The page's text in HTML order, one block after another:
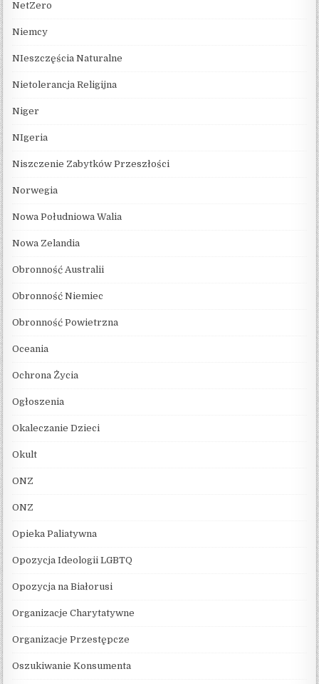
NetZero
Niemcy
NIeszczęścia Naturalne
Nietolerancja Religijna
Niger
NIgeria
Niszczenie Zabytków Przeszłości
Norwegia
Nowa Południowa Walia
Nowa Zelandia
Obronność Australii
Obronność Niemiec
Obronność Powietrzna
Oceania
Ochrona Życia
Ogłoszenia
Okaleczanie Dzieci
Okult
ONZ
ONZ
Opieka Paliatywna
Opozycja Ideologii LGBTQ
Opozycja na Białorusi
Organizacje Charytatywne
Organizacje Przestępcze
Oszukiwanie Konsumenta